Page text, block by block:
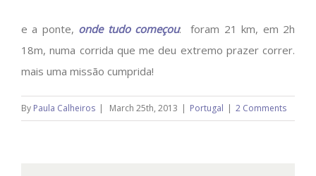
e a ponte, onde tudo começou: foram 21 km, em 2h
18m, numa corrida que me deu extremo prazer correr.
mais uma missão cumprida!
By Paula Calheiros | March 25th, 2013 | Portugal | 2 Comments